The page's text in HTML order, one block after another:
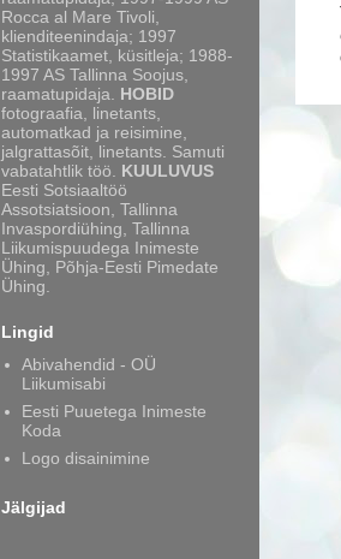
Rocca al Mare Tivoli,
klienditeenindaja; 1997
Statistikaamet, küsitleja; 1988-
1997 AS Tallinna Soojus,
raamatupidaja. HOBID
fotograafia, linetants,
automatkad ja reisimine,
jalgrattasõit, linetants. Samuti
vabatahtlik töö. KUULUVUS
Eesti Sotsiaaltöö
Assotsiatsioon, Tallinna
Invaspordiühing, Tallinna
Liikumispuudega Inimeste
Ühing, Põhja-Eesti Pimedate
Ühing.
Lingid
Abivahendid - OÜ
Liikumisabi
Eesti Puuetega Inimeste
Koda
Logo disainimine
Jälgijad